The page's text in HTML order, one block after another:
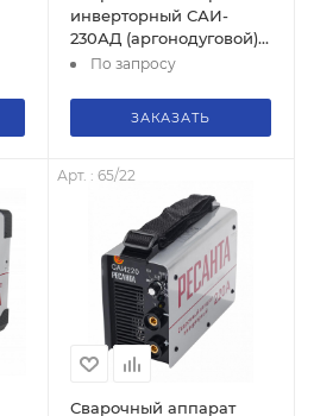
инверторный САИ-
230АД (аргонодуговой)
Ресанта
По запросу
ЗАКАЗАТЬ
Арт. : 65/22
Сварочный аппарат